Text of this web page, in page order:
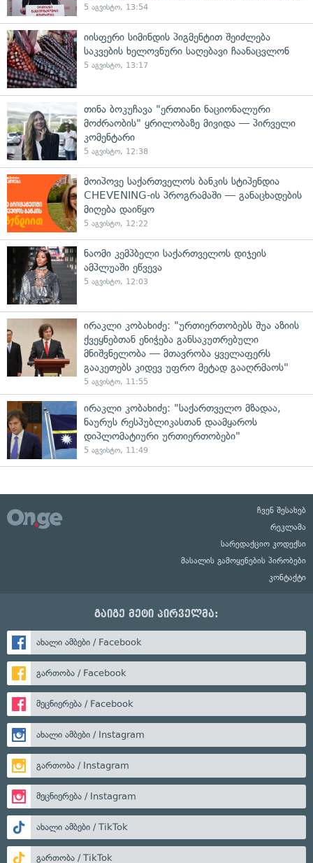
5 აგვისტო, 13:54
იისფერი სიმინდის პიგმენტით შეიძლება
საკვების ხელოვნური საღებავი ჩაანაცვლონ
5 აგვისტო, 13:17
თინა ბოკუჩავა "ერთიანი ნაციონალური
მოძრაობის" ყრილობაზე მივიდა — პირველი
კომენტარი
5 აგვისტო, 12:38
მოიპოვე საქართველოს ბანკის სტიპენდია
CHEVENING-ის პროგრამაში — განაცხადების
მიღება დაიწყო
5 აგვისტო, 12:22
ნაომი კემპბელი საქართველოს დიჯეის
ამპლუაში ეწვევა
5 აგვისტო, 12:03
ირაკლი კობახიძე: "ურთიერთობებს შუა აზიის
ქვეყნებთან ენიჭება განსაკუთრებული
მნიშვნელობა — მთავრობა ყველაფერს
გააკეთებს კიდევ უფრო მეტად გააღრმაოს"
5 აგვისტო, 11:55
ირაკლი კობახიძე: "საქართველო მზადაა,
ნაურუს რესპუბლიკასთან დაამყაროს
დიპლომატიური ურთიერთობები"
5 აგვისტო, 11:49
ჩვენ შესახებ
რეკლამა
სარედაქციო კოდექსი
მასალის გამოყენების პირობები
კონტაქტი
გაიგე მეტი პირველმა:
ახალი ამბები / Facebook
გართობა / Facebook
მეცნიერება / Facebook
ახალი ამბები / Instagram
გართობა / Instagram
მეცნიერება / Instagram
ახალი ამბები / TikTok
გართობა / TikTok